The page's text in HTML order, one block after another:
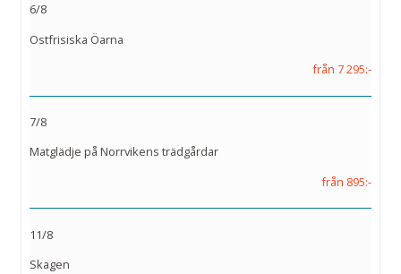
6/8
Ostfrisiska Öarna
från 7 295:-
7/8
Matglädje på Norrvikens trädgårdar
från 895:-
11/8
Skagen